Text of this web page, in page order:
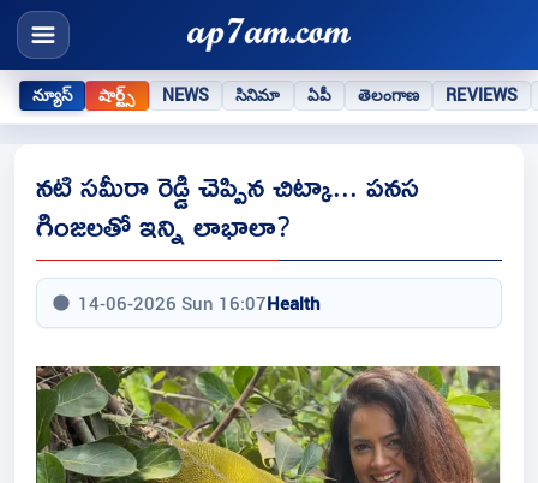
న్యూస్ షార్ట్స్ NEWS సినిమా ఏపీ తెలంగాణ REVIEWS
నటి సమీరా రెడ్డి చెప్పిన చిట్కా... పనస
గింజలతో ఇన్ని లాభాలా?
14-06-2026 Sun 16:07Health